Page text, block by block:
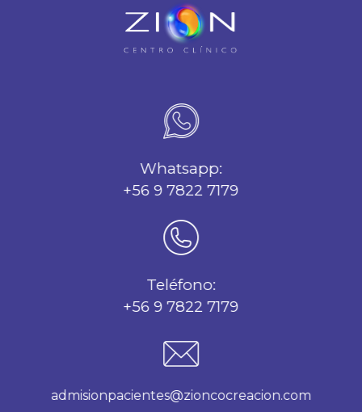
Whatsapp:
+56 9 7822 7179
Teléfono:
+56 9 7822 7179
admisionpacientes@zioncocreacion.com